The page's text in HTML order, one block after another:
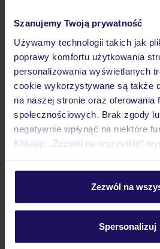
Szanujemy Twoją prywatność
Używamy technologii takich jak
poprawy komfortu użytkowania
personalizowania wyświetlanych
cookie wykorzystywane są także
na naszej stronie oraz oferowania
społecznościowych. Brak zgody
negatywnie wpłynąć na niektóre
Klikając „Zezwól na wszystkie”
personalizować swój wybór
Szczegółowe informacje o
Zezwól na
Spersonalizuj
Hotel
Opinie
Pokoje
Atrakcje